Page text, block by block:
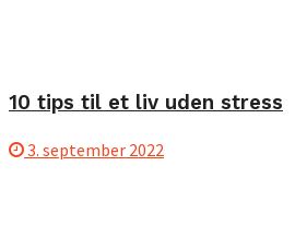
10 tips til et liv uden stress
3. september 2022